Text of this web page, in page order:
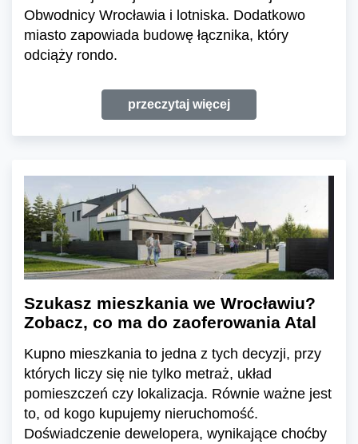
Obwodnicy Wrocławia i lotniska. Dodatkowo
miasto zapowiada budowę łącznika, który
odciąży rondo.
przeczytaj więcej
Szukasz mieszkania we Wrocławiu?
Zobacz, co ma do zaoferowania Atal
Kupno mieszkania to jedna z tych decyzji, przy
których liczy się nie tylko metraż, układ
pomieszczeń czy lokalizacja. Równie ważne jest
to, od kogo kupujemy nieruchomość.
Doświadczenie dewelopera, wynikające choćby